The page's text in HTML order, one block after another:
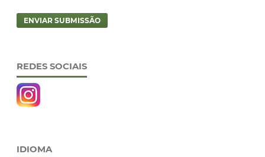
ENVIAR SUBMISSÃO
REDES SOCIAIS
IDIOMA